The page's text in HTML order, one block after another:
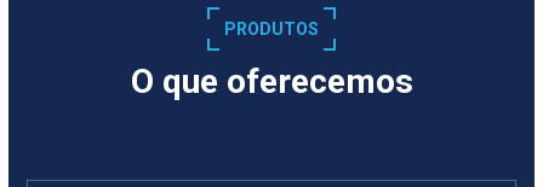
PRODUTOS
O que oferecemos